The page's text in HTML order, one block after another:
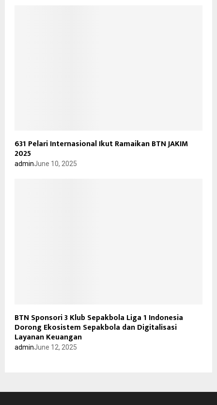
631 Pelari Internasional Ikut Ramaikan BTN JAKIM
2025
adminJune 10, 2025
BTN Sponsori 3 Klub Sepakbola Liga 1 Indonesia
Dorong Ekosistem Sepakbola dan Digitalisasi
Layanan Keuangan
adminJune 12, 2025